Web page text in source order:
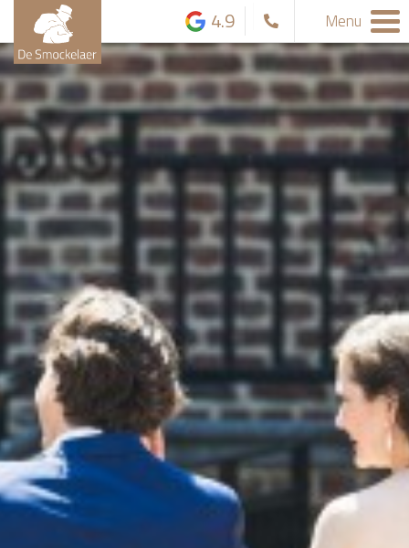
4.9 Menu